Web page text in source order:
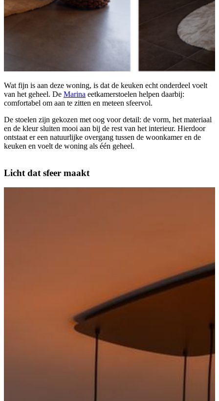
Wat fijn is aan deze woning, is dat de keuken echt onderdeel voelt
van het geheel. De Marina eetkamerstoelen helpen daarbij:
comfortabel om aan te zitten en meteen sfeervol.
De stoelen zijn gekozen met oog voor detail: de vorm, het materiaal
en de kleur sluiten mooi aan bij de rest van het interieur. Hierdoor
ontstaat er een natuurlijke overgang tussen de woonkamer en de
keuken en voelt de woning als één geheel.
Licht dat sfeer maakt